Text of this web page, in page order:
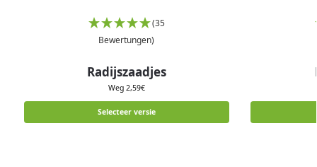
(35
Bewertungen)
Radijszaadjes
Weg 2,59€
Selecteer versie